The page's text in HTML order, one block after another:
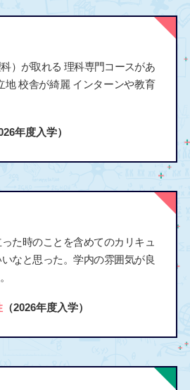
）が取れる 理科専門コースがあ
地 校舎が綺麗 インターンや教育
年度入学）
た時のことを含めてのカリキュ
なと思った。学内の雰囲気が良
（2026年度入学）